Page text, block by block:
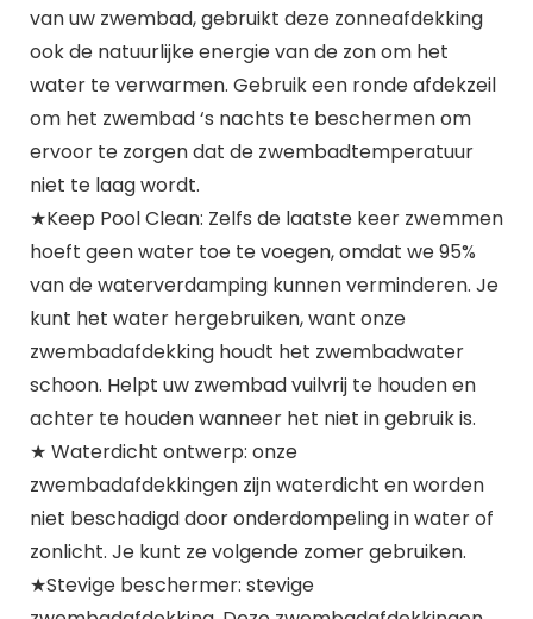
van uw zwembad, gebruikt deze zonneafdekking
ook de natuurlijke energie van de zon om het
water te verwarmen. Gebruik een ronde afdekzeil
om het zwembad ‘s nachts te beschermen om
ervoor te zorgen dat de zwembadtemperatuur
niet te laag wordt.
★Keep Pool Clean: Zelfs de laatste keer zwemmen
hoeft geen water toe te voegen, omdat we 95%
van de waterverdamping kunnen verminderen. Je
kunt het water hergebruiken, want onze
zwembadafdekking houdt het zwembadwater
schoon. Helpt uw ​​zwembad vuilvrij te houden en
achter te houden wanneer het niet in gebruik is.
★ Waterdicht ontwerp: onze
zwembadafdekkingen zijn waterdicht en worden
niet beschadigd door onderdompeling in water of
zonlicht. Je kunt ze volgende zomer gebruiken.
★Stevige beschermer: stevige